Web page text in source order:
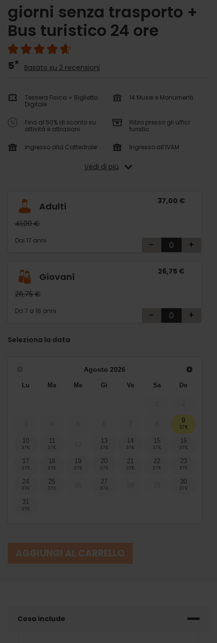
giorni senza trasporto +
Bus turistico 24 ore
5 Basato su 2 recensioni
Tessera Fisica + Biglietto
Digitale
14 Musei e Monumenti
Fino al 50% di sconto su
attività e attrazioni
Ritiro presso gli uffici
turistic
Ingresso alla Cattedrale Ingresso all’IVAM
Vedi di più
Adulti
41,00 €
Dai 17 anni
37,00 €
- +
Giovani
26,75 €
Da 7 a 16 anni
26,75 €
- +
Seleziona la data
Agosto 2026
Lu Ma Me Gi Ve Sa Do
9
10 11 13 14 15 16
17 18 19 20 21 22 23
24 25 27 30
31
AGGIUNGI AL CARRELLO
Cosa include